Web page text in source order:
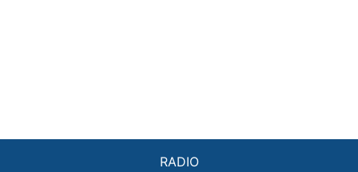
RADIO